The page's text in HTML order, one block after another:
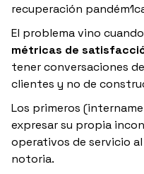
recuperación
El problema vino cuando
métricas de
tener conversaciones
clientes y no de
Los primeros
expresar su propia
operativos de servicio
notoria.